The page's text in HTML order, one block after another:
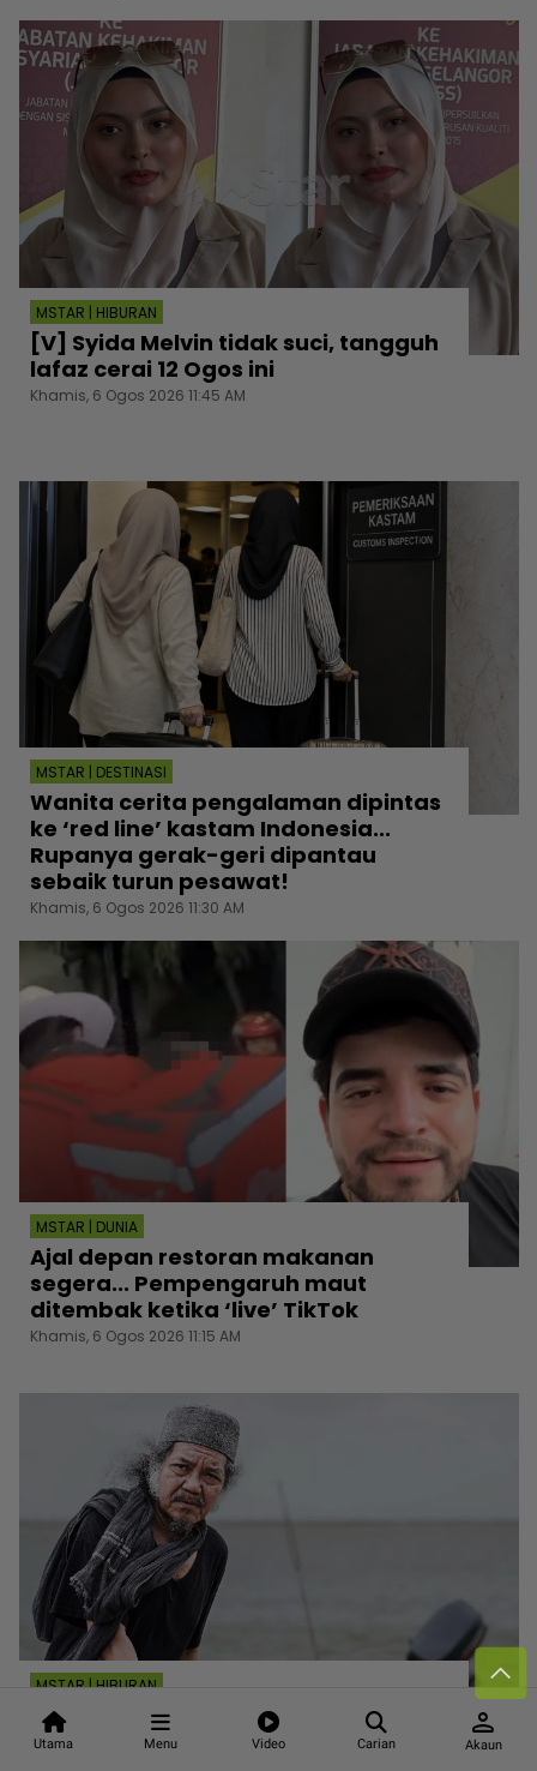
Utama Menu Video Carian
person
Akaun
MSTAR | HIBURAN
[V] Syida Melvin tidak suci, tangguh
lafaz cerai 12 Ogos ini
Khamis, 6 Ogos 2026 11:45 AM
MSTAR | DESTINASI
Wanita cerita pengalaman dipintas
ke ‘red line’ kastam Indonesia...
Rupanya gerak-geri dipantau
sebaik turun pesawat!
Khamis, 6 Ogos 2026 11:30 AM
MSTAR | DUNIA
Ajal depan restoran makanan
segera... Pempengaruh maut
ditembak ketika ‘live’ TikTok
Khamis, 6 Ogos 2026 11:15 AM
MSTAR | HIBURAN
Dunia hiburan berduka ‘Cik Man‘
sudah tiada, rakan artis kongsi